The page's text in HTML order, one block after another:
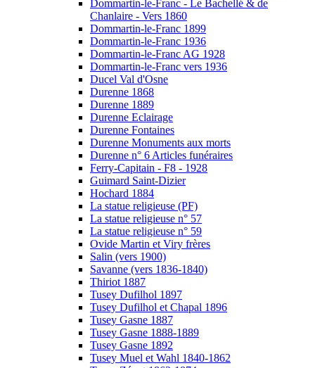
Dommartin-le-Franc - Le Bachellé & de
Chanlaire - Vers 1860
Dommartin-le-Franc 1899
Dommartin-le-Franc 1936
Dommartin-le-Franc AG 1928
Dommartin-le-Franc vers 1936
Ducel Val d'Osne
Durenne 1868
Durenne 1889
Durenne Eclairage
Durenne Fontaines
Durenne Monuments aux morts
Durenne n° 6 Articles funéraires
Ferry-Capitain - F8 - 1928
Guimard Saint-Dizier
Hochard 1884
La statue religieuse (PF)
La statue religieuse n° 57
La statue religieuse n° 59
Ovide Martin et Viry frères
Salin (vers 1900)
Savanne (vers 1836-1840)
Thiriot 1887
Tusey Dufilhol 1897
Tusey Dufilhol et Chapal 1896
Tusey Gasne 1887
Tusey Gasne 1888-1889
Tusey Gasne 1892
Tusey Muel et Wahl 1840-1862